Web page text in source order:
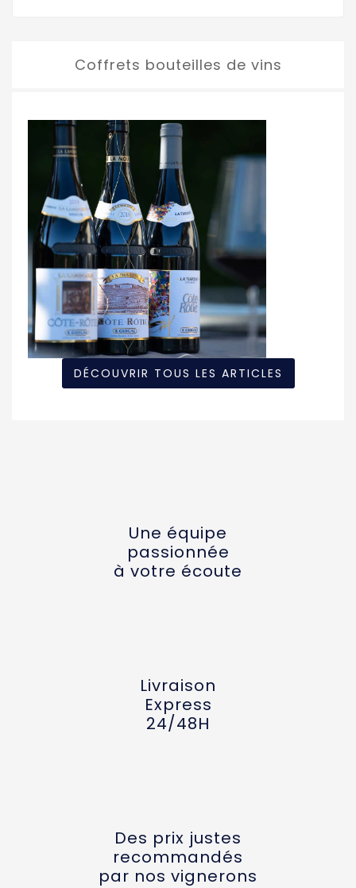
Coffrets bouteilles de vins
DÉCOUVRIR TOUS LES ARTICLES
Une équipe
passionnée
à votre écoute
Livraison
Express
24/48H
Des prix justes
recommandés
par nos vignerons